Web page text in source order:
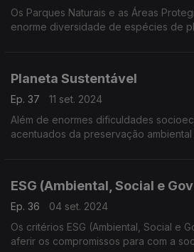
Os Parques Naturais e as Áreas
enorme diversidade de espécies de
Planeta Sustentável
Ep. 37
11 set. 2024
Além de enormes dificuldades
acentuados da preservação
ESG (Ambiental, Social e
Ep. 36
04 set. 2024
Os critérios ESG (Ambiental, Social e
aferir os compromissos para com a